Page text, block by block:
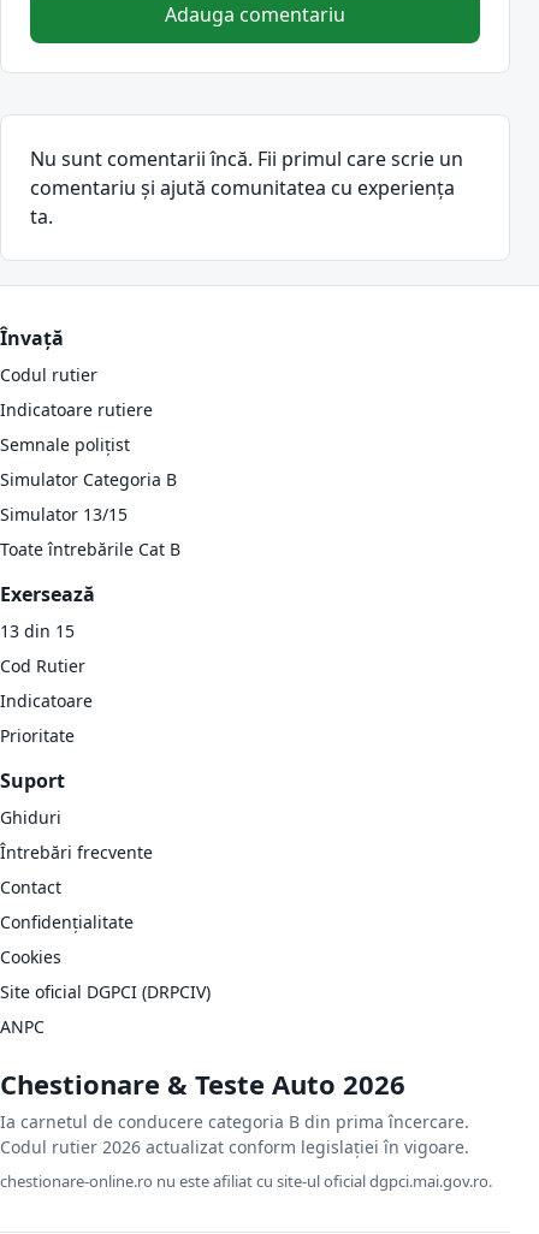
Adauga comentariu
Nu sunt comentarii încă. Fii primul care scrie un
comentariu și ajută comunitatea cu experiența
ta.
Învață
Codul rutier
Indicatoare rutiere
Semnale polițist
Simulator Categoria B
Simulator 13/15
Toate întrebările Cat B
Exersează
13 din 15
Cod Rutier
Indicatoare
Prioritate
Suport
Ghiduri
Întrebări frecvente
Contact
Confidențialitate
Cookies
Site oficial DGPCI (DRPCIV)
ANPC
Chestionare & Teste Auto 2026
Ia carnetul de conducere categoria B din prima încercare.
Codul rutier 2026 actualizat conform legislației în vigoare.
chestionare-online.ro nu este afiliat cu site-ul oficial dgpci.mai.gov.ro.